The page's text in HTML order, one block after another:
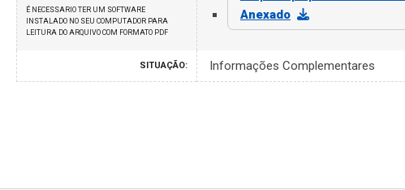
É NECESSARIO TER UM SOFTWARE
INSTALADO NO SEU COMPUTADOR PARA
LEITURA DO ARQUIVO COM FORMATO PDF
Anexado
SITUAÇÃO: Informações Complementares